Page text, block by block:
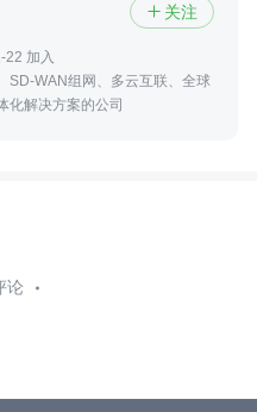
 关注
22 加入
SD-WAN组网、多云互联、全球
化解决方案的公司
论